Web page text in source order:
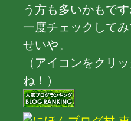
う方も多いかもで
一度チェックして
せいや。
（アイコンをクリ
ね！）